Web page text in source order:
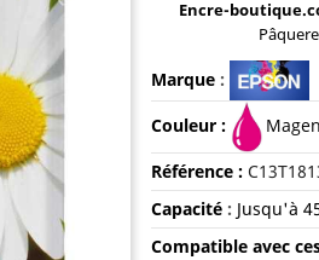
Encre-
Marque:
Couleur :
Référence :
Capacité: Jusqu'à
Compatible avec